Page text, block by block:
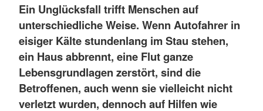
Ein Unglücksfall trifft Menschen auf
unterschiedliche Weise. Wenn Autofahrer in
eisiger Kälte stundenlang im Stau stehen,
ein Haus abbrennt, eine Flut ganze
Lebensgrundlagen zerstört, sind die
Betroffenen, auch wenn sie vielleicht nicht
verletzt wurden, dennoch auf Hilfen wie